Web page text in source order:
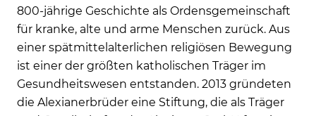
800-jährige Geschichte als Ordensgemeinschaft
für kranke, alte und arme Menschen zurück. Aus
einer spätmittelalterlichen religiösen Bewegung
ist einer der größten katholischen Träger im
Gesundheitswesen entstanden. 2013 gründeten
die Alexianerbrüder eine Stiftung, die als Träger